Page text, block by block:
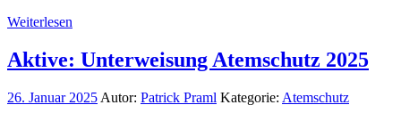
Weiterlesen
Aktive: Unterweisung Atemschutz 2025
26. Januar 2025 Autor: Patrick Praml Kategorie: Atemschutz